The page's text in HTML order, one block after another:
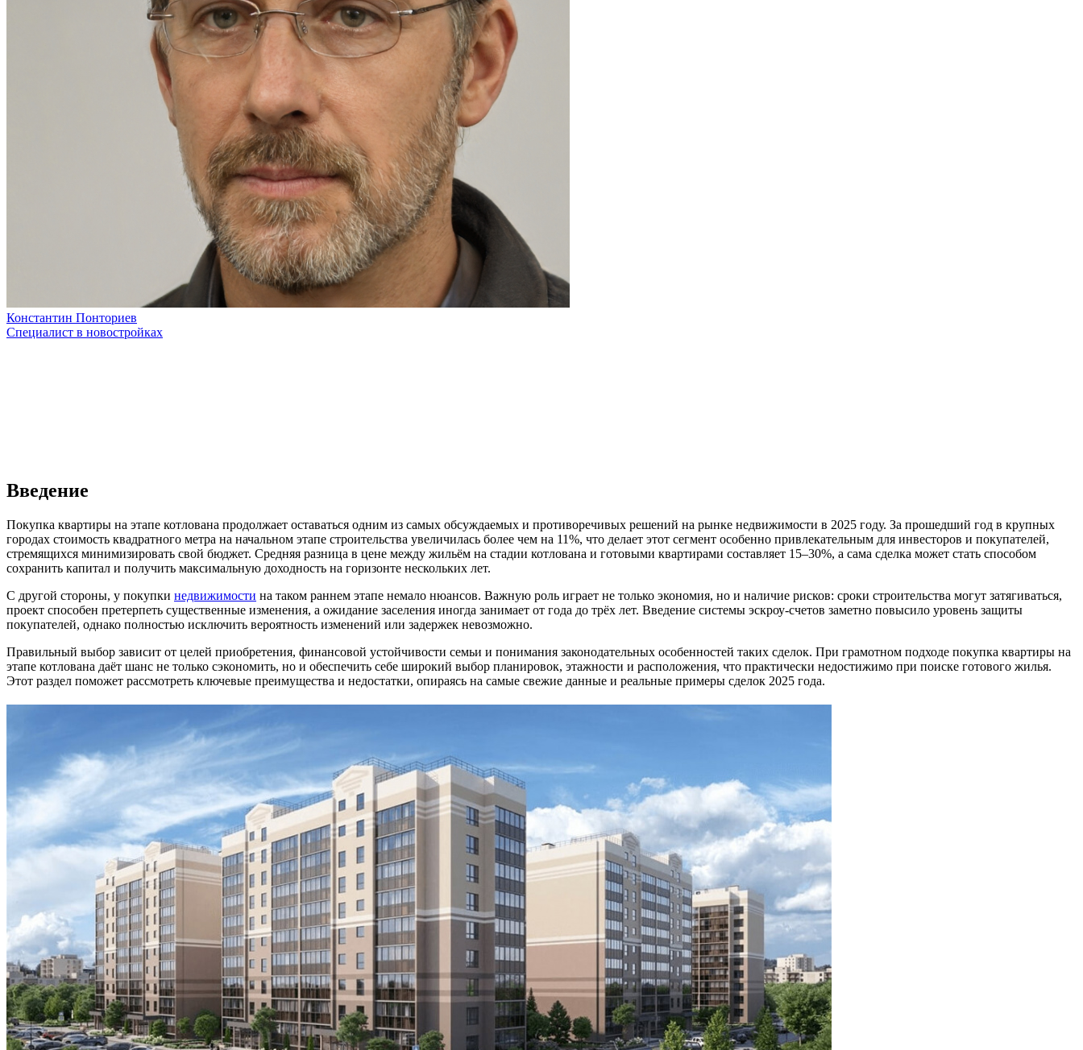
Константин Понториев
Специалист в новостройках
Введение
Покупка квартиры на этапе котлована продолжает оставаться одним из самых обсуждаемых и противоречивых решений на рынке недвижимости в 2025 году. За прошедший год в крупных
городах стоимость квадратного метра на начальном этапе строительства увеличилась более чем на 11%, что делает этот сегмент особенно привлекательным для инвесторов и покупателей,
стремящихся минимизировать свой бюджет. Средняя разница в цене между жильём на стадии котлована и готовыми квартирами составляет 15–30%, а сама сделка может стать способом
сохранить капитал и получить максимальную доходность на горизонте нескольких лет.
С другой стороны, у покупки недвижимости на таком раннем этапе немало нюансов. Важную роль играет не только экономия, но и наличие рисков: сроки строительства могут затягиваться,
проект способен претерпеть существенные изменения, а ожидание заселения иногда занимает от года до трёх лет. Введение системы эскроу-счетов заметно повысило уровень защиты
покупателей, однако полностью исключить вероятность изменений или задержек невозможно.
Правильный выбор зависит от целей приобретения, финансовой устойчивости семьи и понимания законодательных особенностей таких сделок. При грамотном подходе покупка квартиры на
этапе котлована даёт шанс не только сэкономить, но и обеспечить себе широкий выбор планировок, этажности и расположения, что практически недостижимо при поиске готового жилья.
Этот раздел поможет рассмотреть ключевые преимущества и недостатки, опираясь на самые свежие данные и реальные примеры сделок 2025 года.